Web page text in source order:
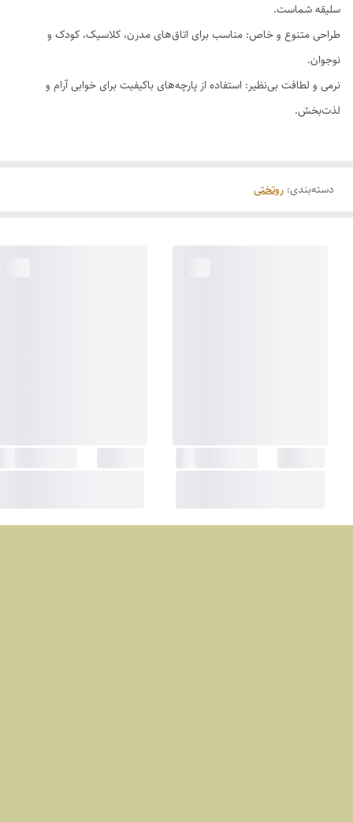
سلیقه شماست.
طراحی متنوع و خاص: مناسب برای اتاق‌های مدرن، کلاسیک، کودک و
نوجوان.
نرمی و لطافت بی‌نظیر: استفاده از پارچه‌های باکیفیت برای خوابی آرام و
لذت‌بخش.
دسته‌بندی: روتختی